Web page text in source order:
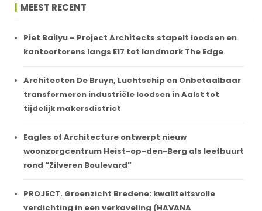
MEEST RECENT
Piet Bailyu – Project Architects stapelt loodsen en
kantoortorens langs E17 tot landmark The Edge
Architecten De Bruyn, Luchtschip en Onbetaalbaar
transformeren industriële loodsen in Aalst tot
tijdelijk makersdistrict
Eagles of Architecture ontwerpt nieuw
woonzorgcentrum Heist-op-den-Berg als leefbuurt
rond “Zilveren Boulevard”
PROJECT. Groenzicht Bredene: kwaliteitsvolle
verdichting in een verkaveling (HAVANA